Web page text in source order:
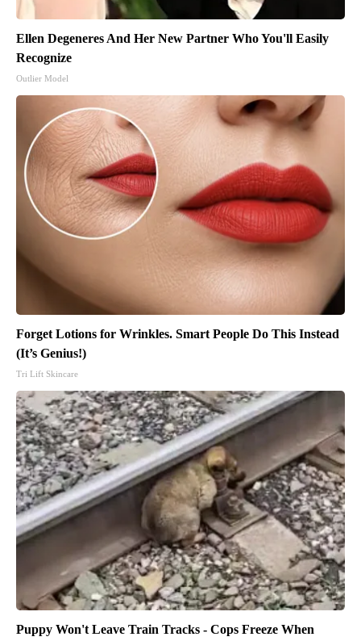
Ellen Degeneres And Her New Partner Who You'll Easily
Recognize
Outlier Model
Forget Lotions for Wrinkles. Smart People Do This Instead
(It’s Genius!)
Tri Lift Skincare
Puppy Won't Leave Train Tracks - Cops Freeze When